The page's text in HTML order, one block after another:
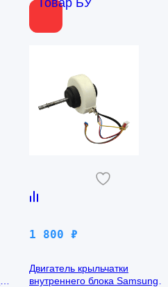
Товар БУ
1 800 ₽
Двигатель крыльчатки
внутреннего блока Samsung